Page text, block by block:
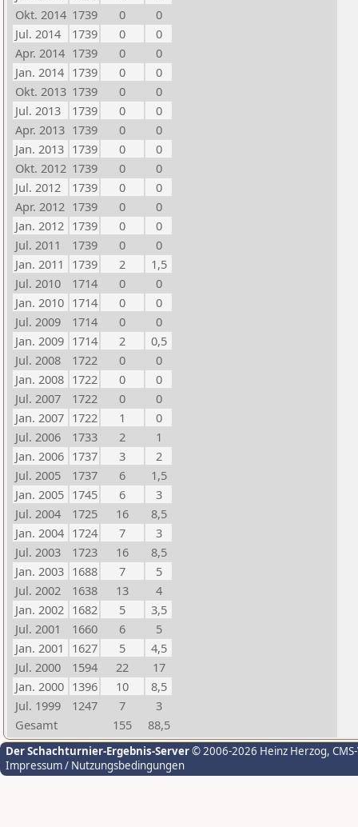
Okt. 2014 1739 0
0
Jul. 2014
1739 0
0
Apr. 2014 1739 0
0
Jan. 2014 1739 0
0
Okt. 2013 1739 0
0
Jul. 2013
1739 0
0
Apr. 2013 1739 0
0
Jan. 2013 1739 0
0
Okt. 2012 1739 0
0
Jul. 2012
1739 0
0
Apr. 2012 1739 0
0
Jan. 2012 1739 0
0
Jul. 2011
1739 0
0
Jan. 2011
1739 2
1,5
Jul. 2010
1714 0
0
Jan. 2010 1714 0
0
Jul. 2009
1714 0
0
Jan. 2009 1714 2
0,5
Jul. 2008
1722 0
0
Jan. 2008 1722 0
0
Jul. 2007
1722 0
0
Jan. 2007 1722 1
0
Jul. 2006
1733 2
1
Jan. 2006 1737 3
2
Jul. 2005
1737 6
1,5
Jan. 2005 1745 6
3
Jul. 2004
1725 16
8,5
Jan. 2004 1724 7
3
Jul. 2003
1723 16
8,5
Jan. 2003 1688 7
5
Jul. 2002
1638 13
4
Jan. 2002 1682 5
3,5
Jul. 2001
1660 6
5
Jan. 2001
1627 5
4,5
Jul. 2000
1594 22
17
Jan. 2000 1396 10
8,5
Jul. 1999
1247 7
3
Gesamt
155 88,5
Der Schachturnier-Ergebnis-Server© 2006-2026 Heinz Herzog,
Impressum / Nutzungsbedingungen